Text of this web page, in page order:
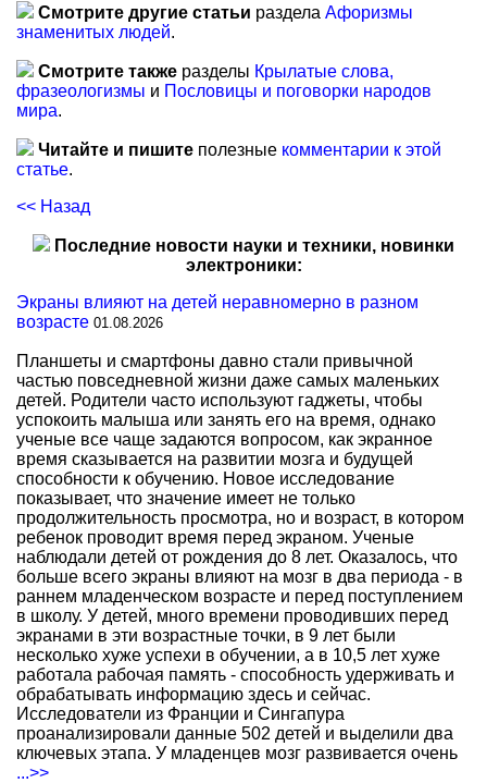
Смотрите другие статьи раздела Афоризмы
знаменитых людей.
Смотрите также разделы Крылатые слова,
фразеологизмы и Пословицы и поговорки народов
мира.
Читайте и пишите полезные комментарии к этой
статье.
<< Назад
Последние новости науки и техники, новинки
электроники:
Экраны влияют на детей неравномерно в разном
возрасте 01.08.2026
Планшеты и смартфоны давно стали привычной
частью повседневной жизни даже самых маленьких
детей. Родители часто используют гаджеты, чтобы
успокоить малыша или занять его на время, однако
ученые все чаще задаются вопросом, как экранное
время сказывается на развитии мозга и будущей
способности к обучению. Новое исследование
показывает, что значение имеет не только
продолжительность просмотра, но и возраст, в котором
ребенок проводит время перед экраном. Ученые
наблюдали детей от рождения до 8 лет. Оказалось, что
больше всего экраны влияют на мозг в два периода - в
раннем младенческом возрасте и перед поступлением
в школу. У детей, много времени проводивших перед
экранами в эти возрастные точки, в 9 лет были
несколько хуже успехи в обучении, а в 10,5 лет хуже
работала рабочая память - способность удерживать и
обрабатывать информацию здесь и сейчас.
Исследователи из Франции и Сингапура
проанализировали данные 502 детей и выделили два
ключевых этапа. У младенцев мозг развивается очень
...>>